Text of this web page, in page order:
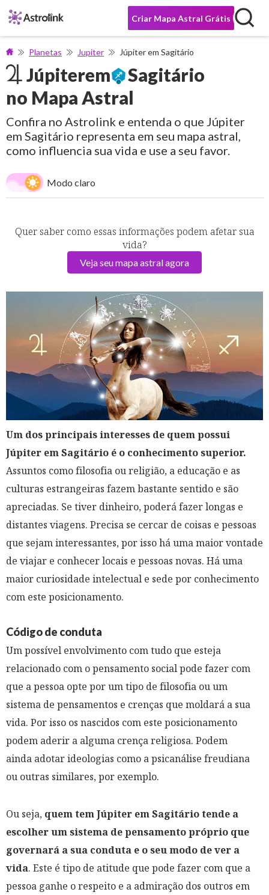
Criar Mapa Astral Grátis
Planetas Jupiter Júpiter em Sagitário
Júpiterem
Sagitário
no Mapa Astral
Confira no Astrolink e entenda o que Júpiter
em Sagitário representa em seu mapa astral,
como influencia sua vida e use a seu favor.
Modo claro
Quer saber como essas informações podem afetar sua
vida?
Veja seu mapa astral agora
Um dos principais interesses de quem possui
Júpiter em Sagitário é o conhecimento superior.
Assuntos como filosofia ou religião, a educação e as
culturas estrangeiras fazem bastante sentido e são
apreciadas. Se tiver dinheiro, poderá fazer longas e
distantes viagens. Precisa se cercar de coisas e pessoas
que sejam interessantes, por isso há uma maior vontade
de viajar e conhecer locais e pessoas novas. Há uma
maior curiosidade intelectual e sede por conhecimento
com este posicionamento.
Código de conduta
Um possível envolvimento com tudo que esteja
relacionado com o pensamento social pode fazer com
que a pessoa opte por um tipo de filosofia ou um
sistema de pensamentos e crenças que moldará a sua
vida. Por isso os nascidos com este posicionamento
podem aderir a alguma crença religiosa. Podem
ainda adotar ideologias como a psicanálise freudiana
ou outras similares, por exemplo.
Ou seja, quem tem Júpiter em Sagitário tende a
escolher um sistema de pensamento próprio que
governará a sua conduta e o seu modo de ver a
vida. Este é tipo de atitude que pode fazer com que a
pessoa ganhe o respeito e a admiração dos outros em